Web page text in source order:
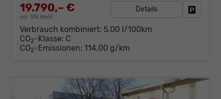
19.790,– €
incl. 19% MwSt.
Details
Verbrauch kombiniert: 5,00 l/100km
CO2-Klasse: C
CO2-Emissionen: 114,00 g/km